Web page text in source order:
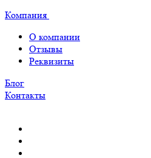
Компания
О компании
Отзывы
Реквизиты
Блог
Контакты